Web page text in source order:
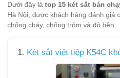
Dưới đây là top 15 két sắt bán
Hà Nội, được khách hàng đánh giá
chống cháy, chống trộm và độ bền.
1. Két sắt việt tiệp K54C